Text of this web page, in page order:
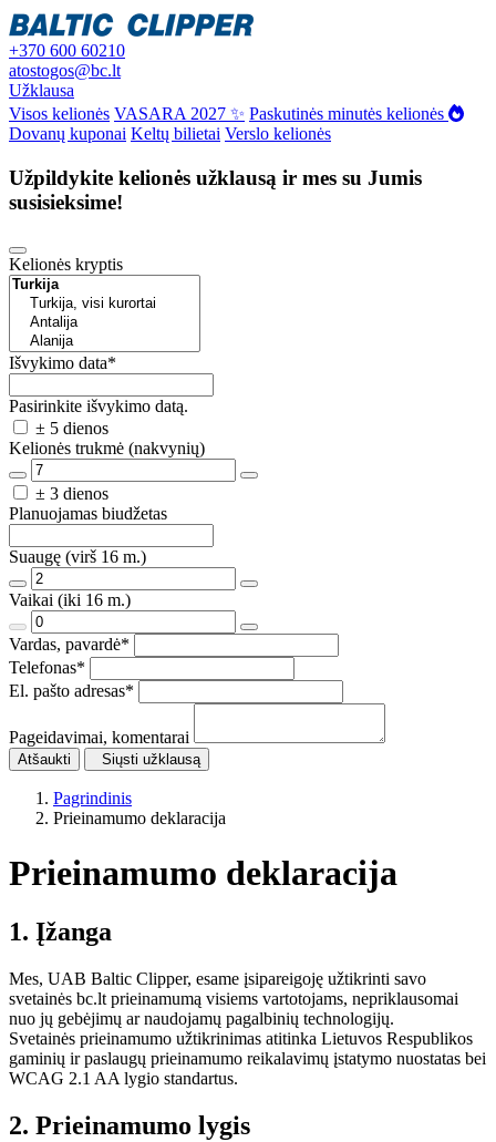
+370 600 60210
atostogos@bc.lt
Užklausa
Visos kelionės VASARA 2027 ✨ Paskutinės minutės kelionės
Dovanų kuponai Keltų bilietai Verslo kelionės
Užpildykite kelionės užklausą ir mes su Jumis
susisieksime!
Kelionės kryptis
Išvykimo data*
Pasirinkite išvykimo datą.
± 5 dienos
Kelionės trukmė (nakvynių)
± 3 dienos
Planuojamas biudžetas
Suaugę (virš 16 m.)
Vaikai (iki 16 m.)
Vardas, pavardė*
Telefonas*
El. pašto adresas*
Pageidavimai, komentarai
Atšaukti Siųsti užklausą
Pagrindinis
Prieinamumo deklaracija
Prieinamumo deklaracija
1. Įžanga
Mes, UAB Baltic Clipper, esame įsipareigoję užtikrinti savo
svetainės bc.lt prieinamumą visiems vartotojams, nepriklausomai
nuo jų gebėjimų ar naudojamų pagalbinių technologijų.
Svetainės prieinamumo užtikrinimas atitinka Lietuvos Respublikos
gaminių ir paslaugų prieinamumo reikalavimų įstatymo nuostatas bei
WCAG 2.1 AA lygio standartus.
2. Prieinamumo lygis